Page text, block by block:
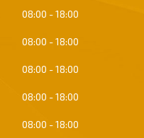
08:00 18:00
08:00 18:00
08:00 18:00
08:00 18:00
08:00 18:00